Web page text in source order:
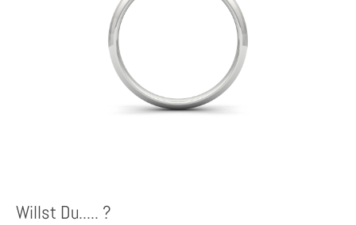
Willst Du..... ?